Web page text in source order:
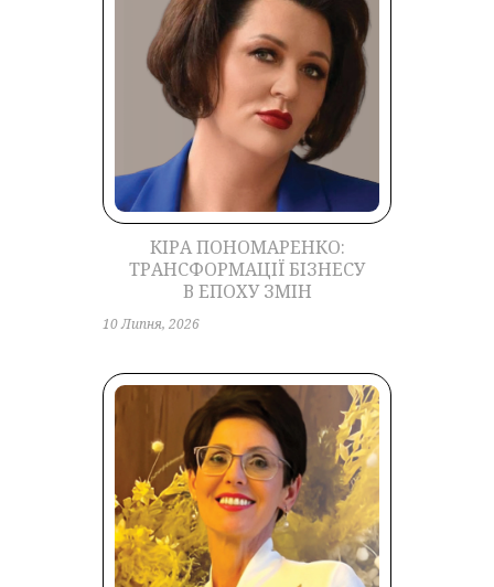
КІРА ПОНОМАРЕНКО:
ТРАНСФОРМАЦІЇ БІЗНЕСУ
В ЕПОХУ ЗМІН
10 Липня, 2026